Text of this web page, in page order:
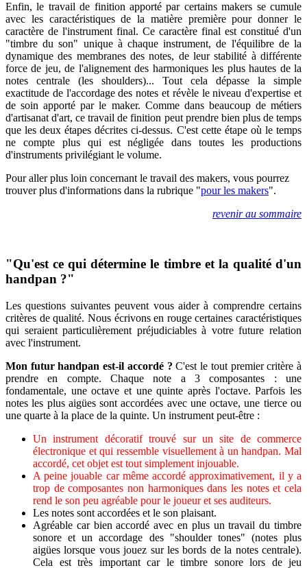
Enfin, le travail de finition apporté par certains makers se cumule
avec les caractéristiques de la matière première pour donner le
caractère de l'instrument final. Ce caractère final est constitué d'un
"timbre du son" unique à chaque instrument, de l'équilibre de la
dynamique des membranes des notes, de leur stabilité à différente
force de jeu, de l'alignement des harmoniques les plus hautes de la
notes centrale (les shoulders)... Tout cela dépasse la simple
exactitude de l'accordage des notes et révèle le niveau d'expertise et
de soin apporté par le maker. Comme dans beaucoup de métiers
d'artisanat d'art, ce travail de finition peut prendre bien plus de temps
que les deux étapes décrites ci-dessus. C'est cette étape où le temps
ne compte plus qui est négligée dans toutes les productions
d'instruments privilégiant le volume.
Pour aller plus loin concernant le travail des makers, vous pourrez
trouver plus d'informations dans la rubrique "pour les makers".
revenir au sommaire
"Qu'est ce qui détermine le timbre et la qualité d'un
handpan ?"
Les questions suivantes peuvent vous aider à comprendre certains
critères de qualité. Nous écrivons en rouge certaines caractéristiques
qui seraient particulièrement préjudiciables à votre future relation
avec l'instrument.
Mon futur handpan est-il accordé ? C'est le tout premier critère à
prendre en compte. Chaque note a 3 composantes : une
fondamentale, une octave et une quinte après l'octave. Parfois les
notes les plus aigües sont accordées avec une octave, une tierce ou
une quarte à la place de la quinte. Un instrument peut-être :
Un instrument décoratif trouvé sur un site de commerce
électronique et qui ressemble visuellement à un handpan. Mal
accordé, cet objet est tout simplement injouable.
A peine jouable car même accordé approximativement, il y a
trop de composantes non harmoniques dans les notes et cela
rend le son peu agréable pour le joueur et ses auditeurs.
Les notes sont accordées et le son plaisant.
Agréable car bien accordé avec en plus un travail du timbre
sonore et un accordage des "shoulder tones" (notes plus
aigües lorsque vous jouez sur les bords de la notes centrale).
Cela est très important car le timbre sonore lors de jeu